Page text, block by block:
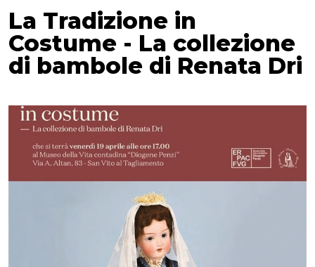
La Tradizione in
Costume - La collezione
di bambole di Renata Dri